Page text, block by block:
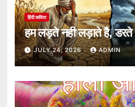
हिंदी कविता
हम लड़ते नही लड़ाते है, डरते
JULY 24, 2026 ADMIN